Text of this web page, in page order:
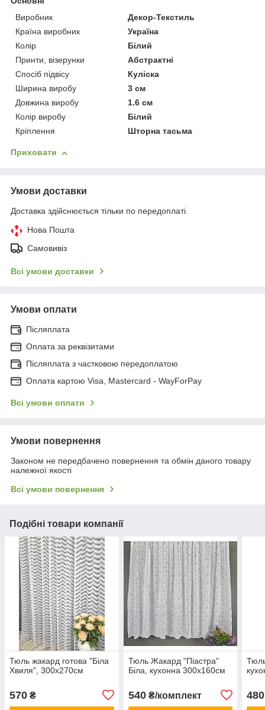
Виробник
Декор-Текстиль
Країна виробник
Україна
Колір
Білий
Принти, візерунки
Абстрактні
Спосіб підвісу
Куліска
Ширина виробу
3 см
Довжина виробу
1.6 см
Колір виробу
Білий
Кріплення
Шторна тасьма
Приховати
Умови доставки
Доставка здійснюється тільки по передоплаті.
Нова Пошта
Самовивіз
Всі умови доставки
Умови оплати
Післяплата
Оплата за реквізитами
Післяплата з частковою передоплатою
Оплата картою Visa, Mastercard - WayForPay
Всі умови оплати
Умови повернення
Законом не передбачено повернення та обмін даного товару
належної якості
Всі умови повернення
Подібні товари компанії
Тюль жакард готова "Біла
Хвиля", 300х270см
570 ₴
Тюль Жакард "Піастра"
Біла, кухонна 300х160см
540₴/комплект 480